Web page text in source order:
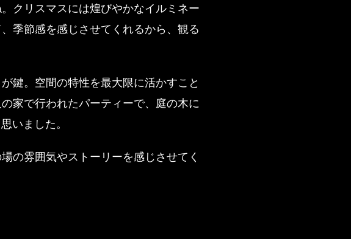
クリスマスには煌びやかなイルミネー
季節感を感じさせてくれるから、観る
鍵。空間の特性を最大限に活かすこと
家で行われたパーティーで、庭の木に
いました。
の雰囲気やストーリーを感じさせてく